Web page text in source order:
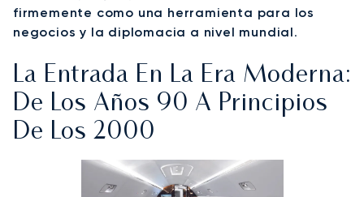
firmemente como una herramienta para los
negocios y la diplomacia a nivel mundial.
La Entrada En La Era Moderna:
De Los Años 90 A Principios
De Los 2000